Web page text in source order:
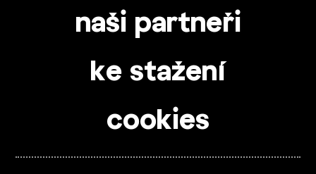
naši partneři
ke stažení
cookies